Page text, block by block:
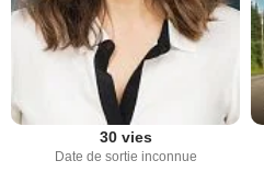
30 vies
Date de sortie inconnue